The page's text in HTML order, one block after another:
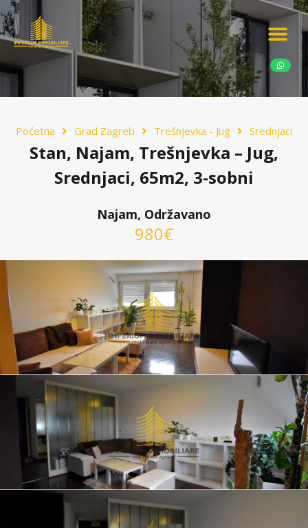
Poćetna Grad Zagreb Trešnjevka - Jug Srednjaci
Stan, Najam, Trešnjevka – Jug,
Srednjaci, 65m2, 3-sobni
Najam, Održavano
980€